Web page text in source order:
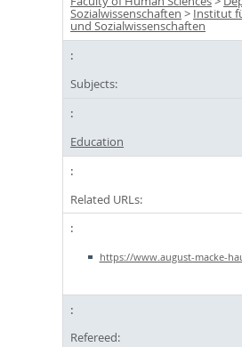
Sozialwissenschaften > Institut
und Sozialwissenschaften
Subjects:
Education
Related URLs:
https://www.august-macke-
Refereed: